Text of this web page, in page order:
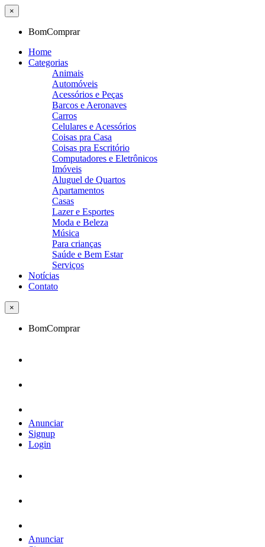
×
BomComprar
Home
Categorias
Animais
Automóveis
Acessórios e Peças
Barcos e Aeronaves
Carros
Celulares e Acessórios
Coisas pra Casa
Coisas pra Escritório
Computadores e Eletrônicos
Imóveis
Aluguel de Quartos
Apartamentos
Casas
Lazer e Esportes
Moda e Beleza
Música
Para crianças
Saúde e Bem Estar
Serviços
Notícias
Contato
×
BomComprar
Anunciar
Signup
Login
Anunciar